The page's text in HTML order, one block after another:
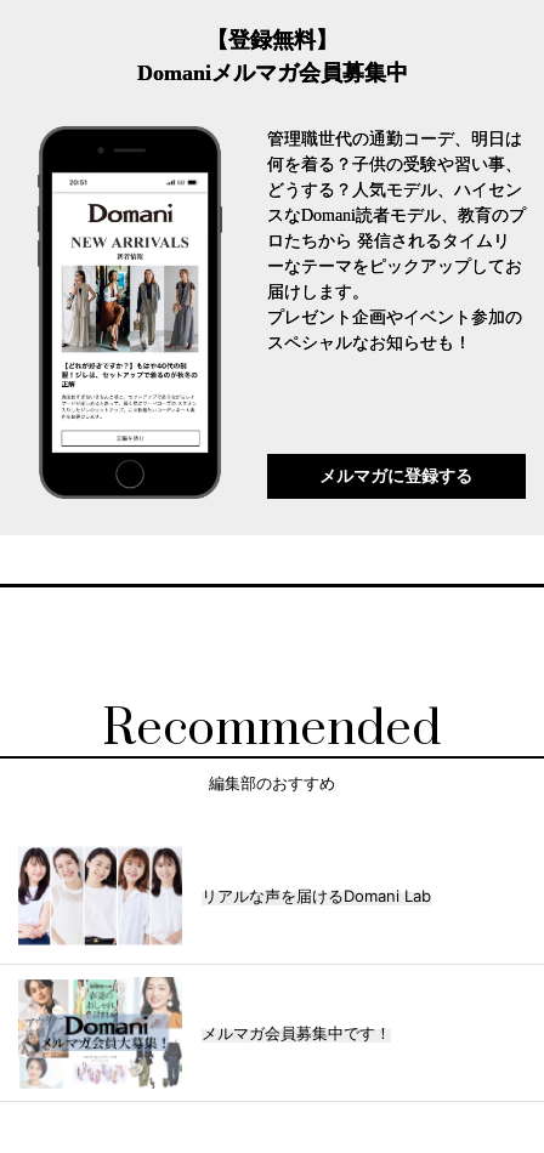
【登録無料】
Domaniメルマガ会員募集中
管理職世代の通勤コーデ、明日は
何を着る？子供の受験や習い事、
どうする？人気モデル、ハイセン
スなDomani読者モデル、教育のプ
ロたちから 発信されるタイムリ
ーなテーマをピックアップしてお
届けします。
プレゼント企画やイベント参加の
スペシャルなお知らせも！
メルマガに登録する
Recommended
編集部のおすすめ
リアルな声を届けるDomani Lab
メルマガ会員募集中です！